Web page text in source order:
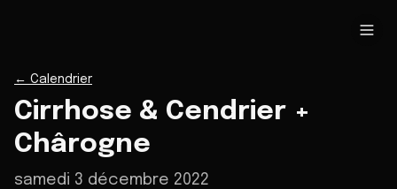
← Calendrier
Cirrhose & Cendrier +
Chârogne
samedi 3 décembre 2022